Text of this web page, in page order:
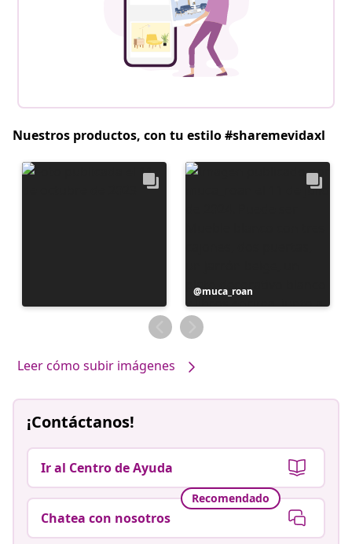
Nuestros productos, con tu estilo #sharemevidaxl
Publicación
realizada
por
muca_roan
Leer cómo subir imágenes
¡Contáctanos!
Ir al Centro de Ayuda
Recomendado
Chatea con nosotros